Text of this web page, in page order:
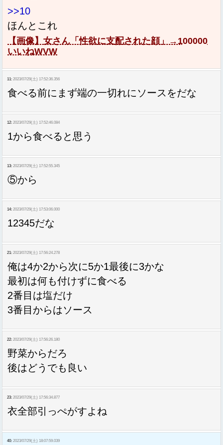
>>10
ほんとこれ
【画像】女さん「性欲に支配された顔」→100000
いいねWVW
11: 2023/07/29(土) 17:52:36.356
食べる前にまず端の一切れにソースをだな
12: 2023/07/29(土) 17:52:46.084
1から食べると思う
13: 2023/07/29(土) 17:52:55.345
⑤から
14: 2023/07/29(土) 17:53:06.000
12345だな
21: 2023/07/29(土) 17:56:24.278
俺は4か2から次に5か1最後に3かな
最初は何も付けずに食べる
2番目は塩だけ
3番目からはソース
22: 2023/07/29(土) 17:56:26.180
野菜からだろ
後はどうでも良い
23: 2023/07/29(土) 17:56:34.877
衣全部引っぺがすよね
40: 2023/07/29(土) 18:07:59.039